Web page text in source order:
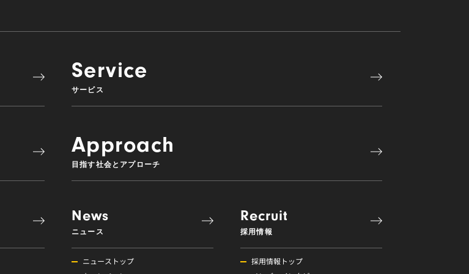
Service
サービス
Approach
目指す社会とアプローチ
News
ニュース
ニューストップ
Recruit
採用情報
採用情報トップ